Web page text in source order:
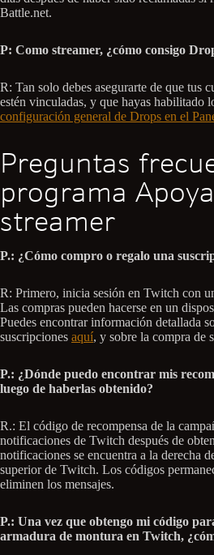
Battle.net.
P: Como streamer, ¿cómo consigo
R: Tan solo debes asegurarte de que tus
estén vinculadas, y que hayas habilitado
configuración general de Drops en el
Preguntas
programa
streamer
P.: ¿Cómo compro o regalo una
R: Primero, inicia sesión en Twitch con
Las compras pueden hacerse en un
Puedes encontrar información detallada
suscripciones aquí, y sobre la compra de
P.: ¿Dónde puedo encontrar mis
luego de haberlas obtenido?
R.: El código de recompensa de la
notificaciones de Twitch después de
notificaciones se encuentra a la derecha
superior de Twitch. Los códigos
eliminen los mensajes.
P.: Una vez que obtengo mi código
armadura de montura en Twitch,